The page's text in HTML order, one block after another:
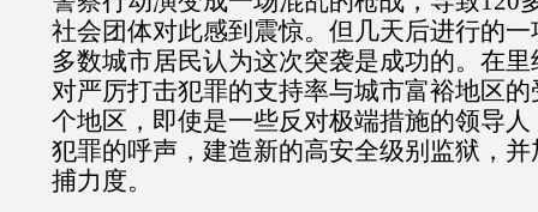
社会团体对此感到震惊。但几天后进行的
多数城市居民认为这次突袭是成功的。在
对严厉打击犯罪的支持率与城市富裕地区
个地区，即使是一些反对极端措施的领导
犯罪的呼声，建造新的高安全级别监狱，
捕力度。